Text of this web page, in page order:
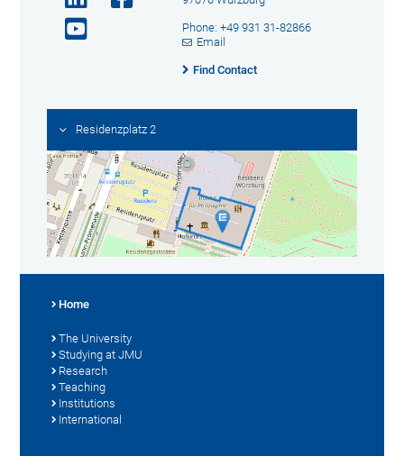
Phone: +49 931 31-82866
Email
Find Contact
Residenzplatz 2
Home
The University
Studying at JMU
Research
Teaching
Institutions
International